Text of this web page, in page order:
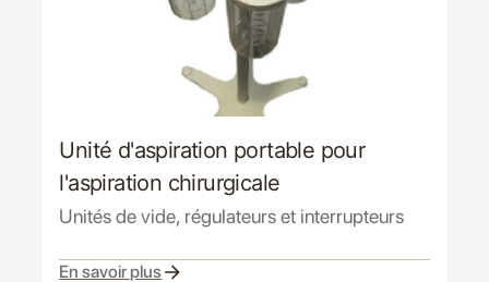
Unité d'aspiration portable pour
l'aspiration chirurgicale
Unités de vide, régulateurs et interrupteurs
En savoir plus